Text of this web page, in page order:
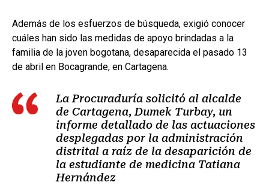
Además de los esfuerzos de búsqueda, exigió conocer
cuáles han sido las medidas de apoyo brindadas a la
familia de la joven bogotana, desaparecida el pasado 13
de abril en Bocagrande, en Cartagena.
La Procuraduría solicitó al alcalde
de Cartagena, Dumek Turbay, un
informe detallado de las actuaciones
desplegadas por la administración
distrital a raíz de la desaparición de
la estudiante de medicina Tatiana
Hernández